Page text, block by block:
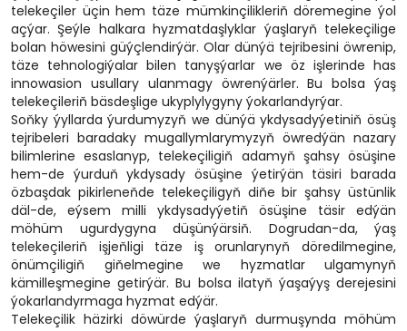
telekeçiler üçin hem täze mümkinçilikleriň döremegine ýol
açýar. Şeýle halkara hyzmatdaşlyklar ýaşlaryň telekeçilige
bolan höwesini güýçlendirýär. Olar dünýä tejribesini öwrenip,
täze tehnologiýalar bilen tanyşýarlar we öz işlerinde has
innowasion usullary ulanmagy öwrenýärler. Bu bolsa ýaş
telekeçileriň bäsdeşlige ukyplylygyny ýokarlandyrýar.
Soňky ýyllarda ýurdumyzyň we dünýä ykdysadyýetiniň ösüş
tejribeleri baradaky mugallymlarymyzyň öwredýän nazary
bilimlerine esaslanyp, telekeçiligiň adamyň şahsy ösüşine
hem-de ýurduň ykdysady ösüşine ýetirýän täsiri barada
özbaşdak pikirleneňde telekeçiligyň diňe bir şahsy üstünlik
däl-de, eýsem milli ykdysadyýetiň ösüşine täsir edýän
möhüm ugurdygyna düşünýärsiň. Dogrudan-da, ýaş
telekeçileriň işjeňligi täze iş orunlarynyň döredilmegine,
önümçiligiň giňelmegine we hyzmatlar ulgamynyň
kämilleşmegine getirýär. Bu bolsa ilatyň ýaşaýyş derejesini
ýokarlandyrmaga hyzmat edýär.
Telekeçilik häzirki döwürde ýaşlaryň durmuşynda möhüm